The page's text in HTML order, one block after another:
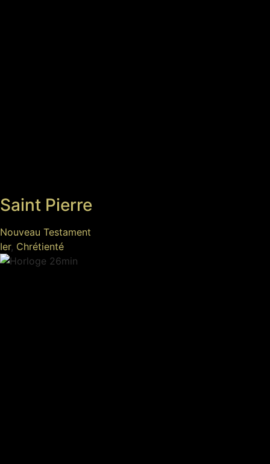
Saint Pierre
Nouveau Testament
Ier, Chrétienté
26min